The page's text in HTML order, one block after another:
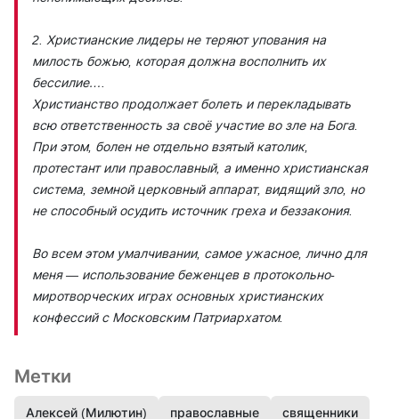
2. Христианские лидеры не теряют упования на
милость божью, которая должна восполнить их
бессилие….
Христианство продолжает болеть и перекладывать
всю ответственность за своё участие во зле на Бога.
При этом, болен не отдельно взятый католик,
протестант или православный, а именно христианская
система, земной церковный аппарат, видящий зло, но
не способный осудить источник греха и беззакония.
Во всем этом умалчивании, самое ужасное, лично для
меня — использование беженцев в протокольно-
миротворческих играх основных христианских
конфессий с Московским Патриархатом.
Метки
Алексей (Милютин) православные священники